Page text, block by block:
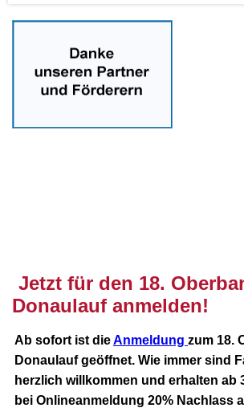
Jetzt für den 18.
Donaulauf anmelden!
Ab sofort ist dieAnmeldung zum 18.
Donaulauf geöffnet. Wie immer sind
herzlich willkommen und erhalten ab
bei Onlineanmeldung 20% Nachlass